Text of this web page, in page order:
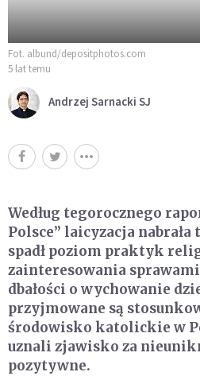
Fot. albund/depositphotos.com
5 lat temu
Andrzej Sarnacki SJ
Według tegorocznego
Polsce” laicyzacja
spadł poziom praktyk
zainteresowania
dbałości o wychowanie
przyjmowane są
środowisko katolickie w
uznali zjawisko za
pozytywne.